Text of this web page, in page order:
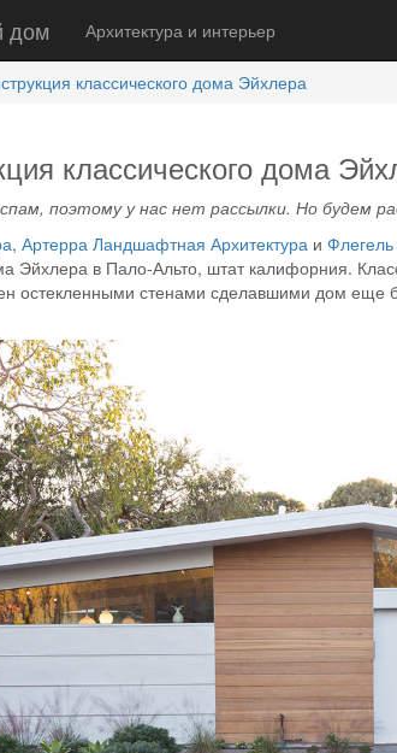
дом Архитектура и интерьер
классического дома Эйхлера
классического дома
поэтому у нас нет рассылки. Но будем
, Артерра Ландшафтная Архитектура и
Эйхлера в Пало-Альто, штат калифорния.
остекленными стенами сделавшими дом еще